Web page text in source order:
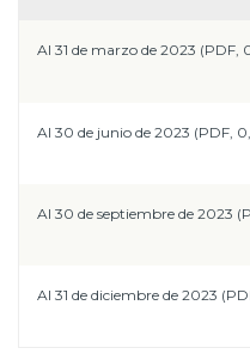
Transparencia activa
Acceso
Al 31 de marzo de 2023 (PDF,
Al 30 de junio de 2023 (PDF,
Al 30 de septiembre de 2023
Al 31 de diciembre de 2023